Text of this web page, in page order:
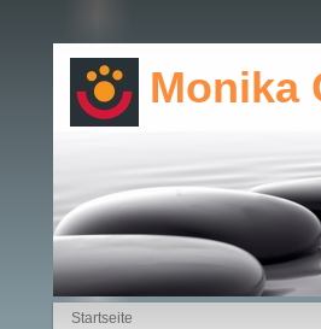
Monika
Startseite